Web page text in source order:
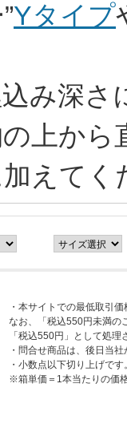
Yタイプ
み深
上から
えてく
・本サイトでの最低取引
なお、「税込550円未満の
「税込550円」として処
・問合せ商品は、後日当
・小数点以下切り上げです
※箱単価＝1本当たりの価